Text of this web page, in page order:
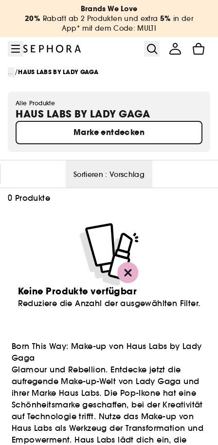
Brands We Love
20% Rabatt ab 2 Produkten und extra 5% in der
App* mit dem Code: MULTI
... /HAUS LABS BY LADY GAGA
Alle Produkte
HAUS LABS BY LADY GAGA
Marke entdecken
Sortieren :Vorschlag
0 Produkte
Keine Produkte verfügbar
Reduziere die Anzahl der ausgewählten Filter.
Born This Way: Make-up von Haus Labs by Lady
Gaga
Glamour und Rebellion. Entdecke jetzt die
aufregende Make-up-Welt von Lady Gaga und
ihrer Marke Haus Labs. Die Pop-Ikone hat eine
Schönheitsmarke geschaffen, bei der Kreativität
auf Technologie trifft. Nutze das Make-up von
Haus Labs als Werkzeug der Transformation und
Empowerment. Haus Labs lädt dich ein, die